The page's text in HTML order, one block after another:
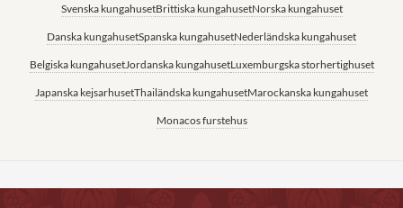
Svenska kungahusetBrittiska kungahusetNorska kungahuset
Danska kungahusetSpanska kungahusetNederländska kungahuset
Belgiska kungahusetJordanska kungahusetLuxemburgska storhertighuset
Japanska kejsarhusetThailändska kungahusetMarockanska kungahuset
Monacos furstehus